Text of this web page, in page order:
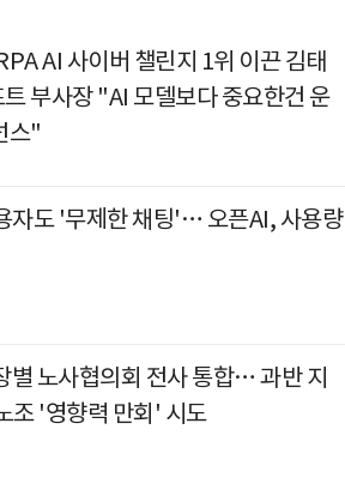
AI 사이버 챌린지 1위 이끈 김태
부사장 "AI 모델보다 중요한건 운
스"
자도 '무제한 채팅'… 오픈AI, 사용량
별 노사협의회 전사 통합… 과반 지
조 '영향력 만회' 시도